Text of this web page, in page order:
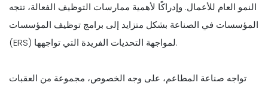
النمو العام للأعمال. وإدراكًا لأهمية ممارسات التوظيف الفعالة، تتجه
المؤسسات في الصناعة بشكل متزايد إلى برامج توظيف المؤسسات
(ERS) لمواجهة التحديات الفريدة التي تواجهها.
تواجه صناعة المطاعم، على وجه الخصوص، مجموعة من العقبات